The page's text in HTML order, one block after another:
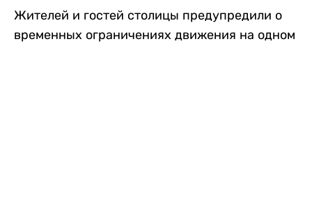
Жителей и гостей столицы предупредили о
временных ограничениях движения на одном